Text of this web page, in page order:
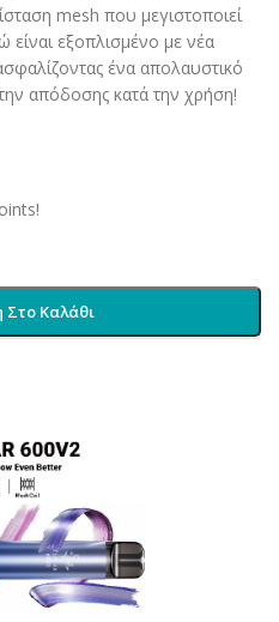
mesh που μεγιστοποιεί
εξοπλισμένο με νέα
ένα απολαυστικό
απόδοσης κατά την χρήση!
Στο Καλάθι